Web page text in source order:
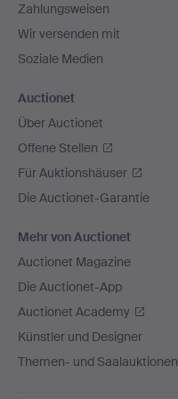
Zahlungsweisen
Wir versenden mit
Soziale Medien
Auctionet
Über Auctionet
Offene Stellen
Für Auktionshäuser
Die Auctionet-Garantie
Mehr von Auctionet
Auctionet Magazine
Die Auctionet-App
Auctionet Academy
Künstler und Designer
Themen- und Saalauktionen